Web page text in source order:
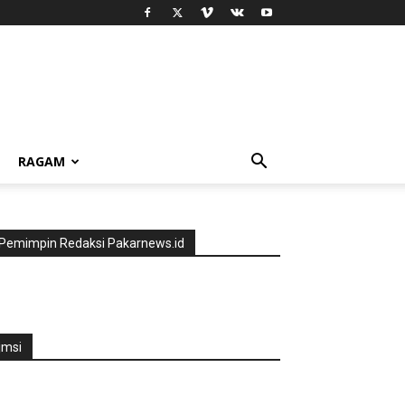
RAGAM
Pemimpin Redaksi Pakarnews.id